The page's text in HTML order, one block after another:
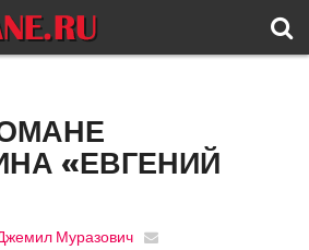
«ЕВГЕНИЙ
Муразович